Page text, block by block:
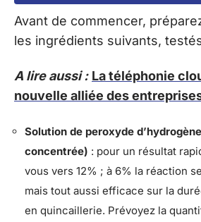
Avant de commencer,
les ingrédients suivants,
A lire aussi : La téléphonie
nouvelle alliée des
Solution de peroxyde
concentrée) : pour un résultat
vous vers 12% ; à 6% la réaction
mais tout aussi efficace sur la
en quincaillerie. Prévoyez la